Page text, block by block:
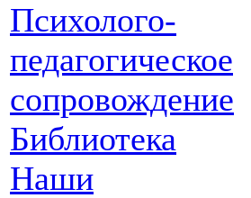
Психолого-
педагогическое
сопровождение
Библиотека
Наши